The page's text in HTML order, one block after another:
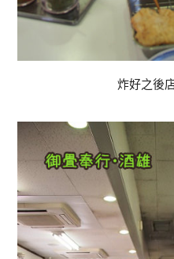
炸好之後